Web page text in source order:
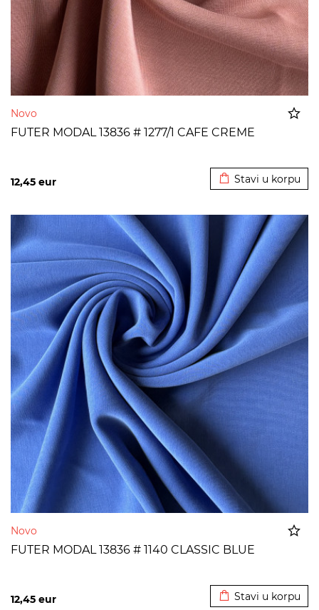
Novo
FUTER MODAL 13836 # 1277/1 CAFE CREME
12,45 eur Stavi u korpu
Novo
FUTER MODAL 13836 # 1140 CLASSIC BLUE
12,45 eur Stavi u korpu